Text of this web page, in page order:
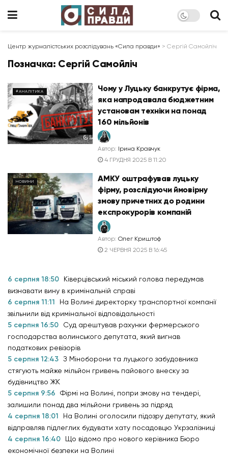
Центр журналістських розслідувань «Сила правди» > Сергій Самойліч
Позначка: Сергій Самойліч
#АНАЛІТИКА
Чому у Луцьку банкрутує фірма,
яка напродавала бюджетним
установам техніки на понад
160 мільйонів
Автор: Ірина Кравчук
4 ГРУДНЯ 2025 В 11:20
НОВИНИ
АМКУ оштрафував луцьку
фірму, розслідуючи ймовірну
змову причетних до родини
експрокурорів компаній
Автор: Олег Криштоф
2 ЧЕРВНЯ 2025 В 16:45
6 серпня 18:50
Ківерцівський міський голова передумав
визнавати вину в кримінальній справі
6 серпня 11:11
На Волині директорку транспортної компанії
звільнили від кримінальної відповідальності
5 серпня 16:50
Суд арештував рахунки фермерського
господарства волинського депутата, який вигнав
податкових ревізорів
5 серпня 12:43 З Міноборони та луцького забудовника
стягують майже мільйон гривень пайового внеску за
будівництво ЖК
5 серпня 9:56
Фірмі на Волині, попри змову на тендері,
залишили понад два мільйони гривень за підряд
4 серпня 18:01
На Волині оголосили підозру депутату, який
відправляв підлеглих будувати хату посадовцю Укрзалізниці
4 серпня 16:40
Що відомо про нового керівника Бюро
економічної безпеки на Волині